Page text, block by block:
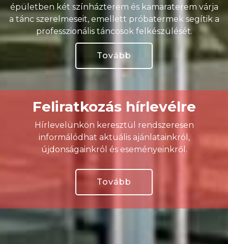
épületben két színházterem és kamaraterem várja
a tánc szerelmeseit, emellett próbatermek segítik a
professzionális táncosok felkészülését.
Tovább
Feliratkozás hírlevélre
Hírlevelünkön keresztül rendszeresen
informálódhat aktuális ajánlatainkról,
újdonságainkról és eseményeinkről.
Tovább